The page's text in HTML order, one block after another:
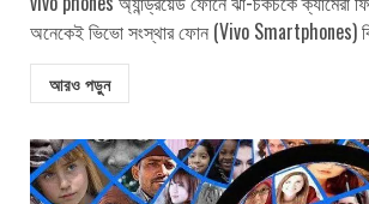
অনেকেই ভিভো সংস্থার ফোন (Vivo Smartphones)
আরও পড়ুন